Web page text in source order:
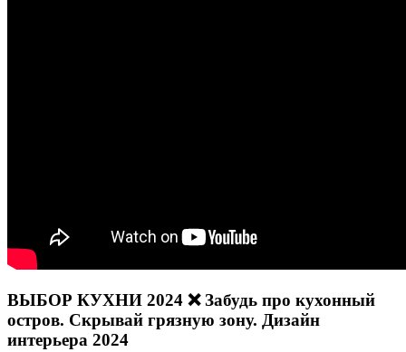
ВЫБОР КУХНИ 2024 ❌ Забудь про кухонный
остров. Скрывай грязную зону. Дизайн
интерьера 2024